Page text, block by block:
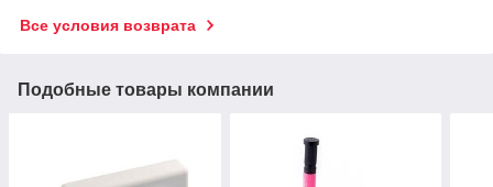
Все условия возврата
Подобные товары компании